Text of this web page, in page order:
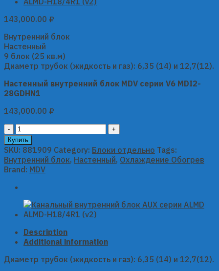
143,000.00 ₽
Внутренний блок
Настенный
9 блок (25 кв.м)
Диаметр трубок (жидкость и газ): 6,35 (14) и 12,7(12).
Настенный внутренний блок MDV серии V6 MDI2-
28GDHN1
143,000.00 ₽
Настенный
внутренний
блок
MDV
серии
MDI2-
quantity
Купить
SKU: 881909 Category: Блоки отдельно Tags:
Внутренний блок, Настенный, Охлаждение Обогрев
Brand: MDV
Description
Additional information
Диаметр трубок (жидкость и газ): 6,35 (14) и 12,7(12).